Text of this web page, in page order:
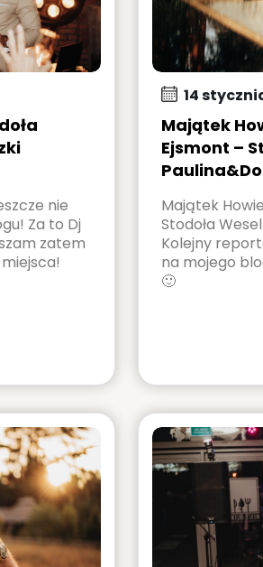
nie
Za to Dj
zatem
14
Majątek
Ejsmont –
Majątek
Stodoła
Kolejny
na mojego
🙂